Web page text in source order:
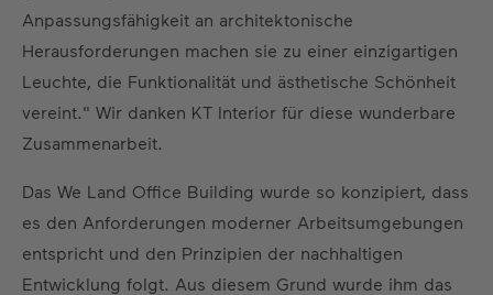
Anpassungsfähigkeit an architektonische
Herausforderungen machen sie zu einer einzigartigen
Leuchte, die Funktionalität und ästhetische Schönheit
vereint." Wir danken KT Interior für diese wunderbare
Zusammenarbeit.
Das We Land Office Building wurde so konzipiert, dass
es den Anforderungen moderner Arbeitsumgebungen
entspricht und den Prinzipien der nachhaltigen
Entwicklung folgt. Aus diesem Grund wurde ihm das